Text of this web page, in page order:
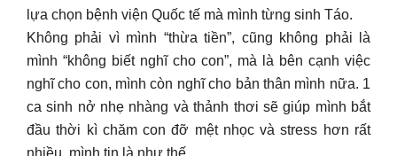
lựa chọn bệnh viện Quốc tế mà mình từng sinh Táo.
Không phải vì mình “thừa tiền”, cũng không phải là
mình “không biết nghĩ cho con”, mà là bên cạnh việc
nghĩ cho con, mình còn nghĩ cho bản thân mình nữa. 1
ca sinh nở nhẹ nhàng và thảnh thơi sẽ giúp mình bắt
đầu thời kì chăm con đỡ mệt nhọc và stress hơn rất
nhiều, mình tin là như thế.